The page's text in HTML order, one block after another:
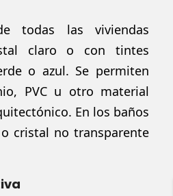
todas las viviendas
claro o con tintes
o azul. Se permiten
PVC u otro material
En los baños
cristal no transparente